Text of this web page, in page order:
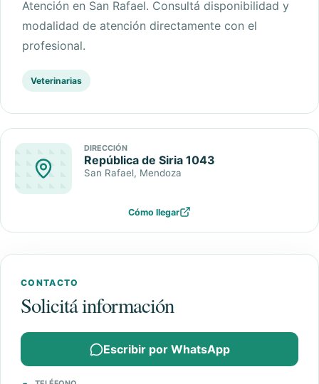
Atención en San Rafael. Consultá disponibilidad y
modalidad de atención directamente con el
profesional.
Veterinarias
DIRECCIÓN
República de Siria 1043
San Rafael, Mendoza
Cómo llegar
CONTACTO
Solicitá información
Escribir por WhatsApp